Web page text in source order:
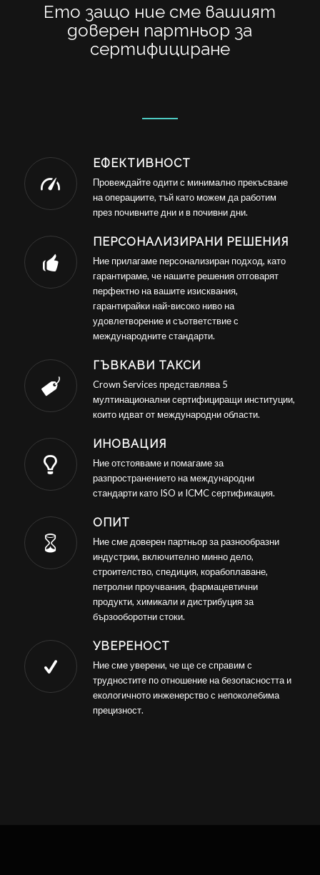
Ето защо ние сме вашият
доверен партньор за
сертифициране
ЕФЕКТИВНОСТ
Провеждайте одити с минимално прекъсване
на операциите, тъй като можем да работим
през почивните дни и в почивни дни.
ПЕРСОНАЛИЗИРАНИ РЕШЕНИЯ
Ние прилагаме персонализиран подход, като
гарантираме, че нашите решения отговарят
перфектно на вашите изисквания,
гарантирайки най-високо ниво на
удовлетворение и съответствие с
международните стандарти.
ГЪВКАВИ ТАКСИ
Crown Services представлява 5
мултинационални сертифициращи институции,
които идват от международни области.
ИНОВАЦИЯ
Ние отстояваме и помагаме за
разпространението на международни
стандарти като ISO и ICMC сертификация.
ОПИТ
Ние сме доверен партньор за разнообразни
индустрии, включително минно дело,
строителство, спедиция, корабоплаване,
петролни проучвания, фармацевтични
продукти, химикали и дистрибуция за
бързооборотни стоки.
УВЕРЕНОСТ
Ние сме уверени, че ще се справим с
трудностите по отношение на безопасността и
екологичното инженерство с непоколебима
прецизност.